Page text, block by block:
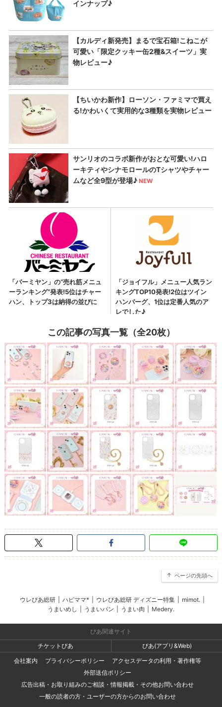
この記事の写真一覧（全20枚）
ページの先頭へ
ウレぴあ総研 ハピママ* ウレぴあ総研 ディズニー特集 mimot.
うまいめし
うまいパン うまい肉 Medery.
ぴあ関連サイト
チケットぴあ
ぴあ(アプリ&Web)
会社案内
プライバシーポリシー
アクセスデータの利用・著作権等
外部送信ポリシー
広告出稿・お取り組みのご相談・情報掲載・その他お問い合わせ
一般の読者の方・ユーザーの方からのお問い合わせ